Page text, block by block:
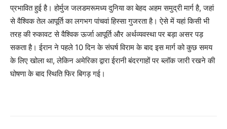
प्रभावित हुई है। होर्मुज जलडमरूमध्य दुनिया का बेहद अहम समुद्री मार्ग है, जहां
से वैश्विक तेल आपूर्ति का लगभग पांचवां हिस्सा गुजरता है। ऐसे में यहां किसी भी
तरह की रुकावट से वैश्विक ऊर्जा आपूर्ति और अर्थव्यवस्था पर बड़ा असर पड़
सकता है। ईरान ने पहले 10 दिन के संघर्ष विराम के बाद इस मार्ग को कुछ समय
के लिए खोला था, लेकिन अमेरिका द्वारा ईरानी बंदरगाहों पर ब्लॉक जारी रखने की
घोषणा के बाद स्थिति फिर बिगड़ गई।